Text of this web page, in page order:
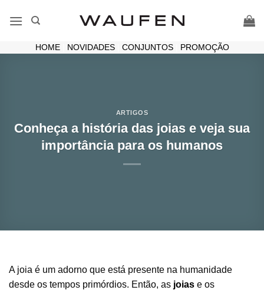
HOME| NOVIDADES| CONJUNTOS| PROMOÇÃO
ARTIGOS
Conheça a história das joias e veja sua
importância para os humanos
A joia é um adorno que está presente na humanidade
desde os tempos primórdios. Então, as joias e os